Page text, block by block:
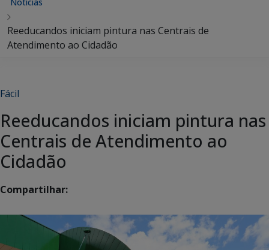
Reeducandos iniciam pintura nas Centrais de
Atendimento ao Cidadão
Fácil
Reeducandos iniciam pintura nas
Centrais de Atendimento ao
Cidadão
Compartilhar: